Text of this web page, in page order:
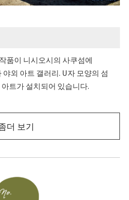
품이 니시오시의 사쿠섬에
외 아트 갤러리. U자 모양의 섬
트가 설치되어 있습니다.
더 보기